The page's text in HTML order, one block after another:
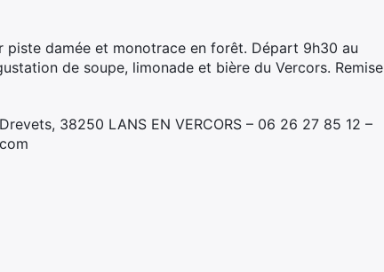
piste damée et monotrace en forêt. Départ 9h30 au
de soupe, limonade et bière du Vercors. Remise
38250 LANS EN VERCORS – 06 26 27 85 12 –